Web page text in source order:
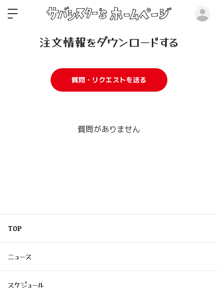
注文情報をダウンロードする
質問・リクエストを送る
質問がありません
TOP
ニュース
スケジュール